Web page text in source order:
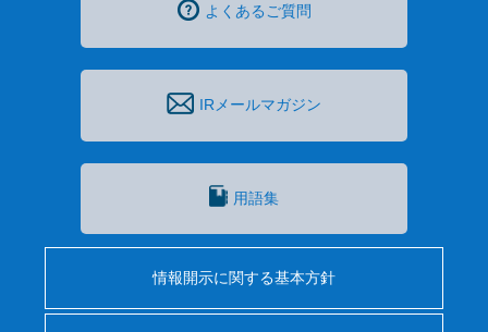
よくあるご質問
IRメールマガジン
用語集
情報開示に関する基本方針